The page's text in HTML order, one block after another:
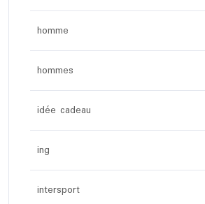
homme
hommes
idée cadeau
ing
intersport